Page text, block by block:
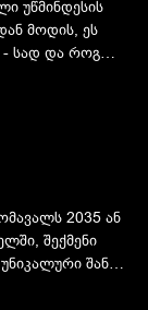
უწმინდესის
მოდის, ეს
- სად და როგორ
2035 ან
შექმენი
შანსი